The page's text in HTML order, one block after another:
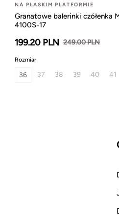
NA PŁASKIM PLATFORMIE
Granatowe balerinki czółenka
4100S-17
199.20 PLN 249.00 PLN
Rozmiar
36 37 38 39 40 41